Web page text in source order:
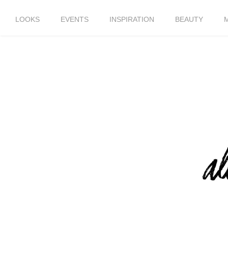
LOOKS EVENTS INSPIRATION BEAUTY